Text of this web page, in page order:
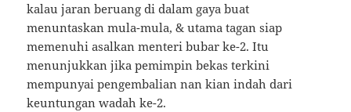
kalau jaran beruang di dalam gaya buat
menuntaskan mula-mula, & utama tagan siap
memenuhi asalkan menteri bubar ke-2. Itu
menunjukkan jika pemimpin bekas terkini
mempunyai pengembalian nan kian indah dari
keuntungan wadah ke-2.